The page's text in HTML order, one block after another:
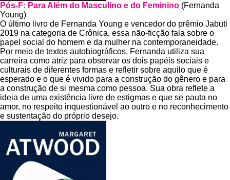
Pós-F: Para Além do Masculino e do Feminino (Fernanda
Young)
O último livro de Fernanda Young e vencedor do prêmio Jabuti
2019 na categoria de Crônica, essa não-ficção fala sobre o
papel social do homem e da mulher na contemporaneidade.
Por meio de textos autobiográficos, Fernanda utiliza sua
carreira como atriz para observar os dois papéis sociais e
culturais de diferentes formas e refletir sobre aquilo que é
esperado e o que é vivido para a construção do gênero e para
a construção de si mesma como pessoa. Sua obra reflete a
ideia de uma existência livre de estigmas e que se pauta no
amor, no respeito inquestionável ao outro e no reconhecimento
e sustentação do próprio desejo.